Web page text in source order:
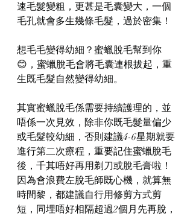
速毛髮變粗，更甚是毛囊變大，一個
毛孔就會多生幾條毛髮，過於密集！
想毛毛變得幼細？蜜蠟脫毛幫到你
😊，蜜蠟脫毛會將毛囊連根拔起，重
生既毛髮自然變得幼細。
其實蜜蠟脫毛係需要持續護理的，並
唔係一次見效，除非你既毛髮量偏少
或毛髮較幼細，否則建議4-6星期就要
進行第二次療程，重要記住蜜蠟脫毛
後，千其唔好再用剃刀或脫毛膏啦！
因為會浪費左脫毛師既心機，就算無
時間黎，都建議自行用修剪方式剪
短，同埋唔好相隔超過2個月先再脫，